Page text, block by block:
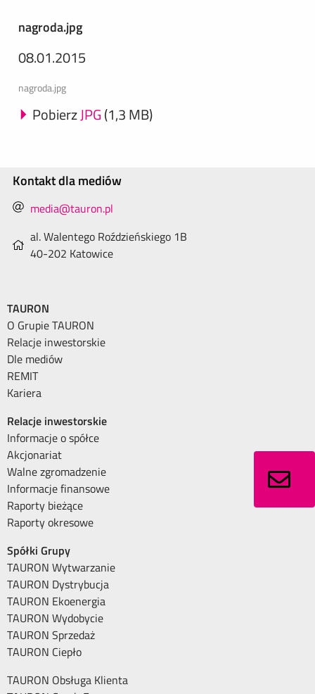
nagroda.jpg
08.01.2015
nagroda.jpg
PobierzJPG(1,3 MB)
Kontakt dla mediów
media@tauron.pl
al. Walentego Roździeńskiego 1B
40-202 Katowice
TAURON
O Grupie TAURON
Relacje inwestorskie
Dle mediów
REMIT
Kariera
Relacje inwestorskie
Informacje o spółce
Akcjonariat
Walne zgromadzenie
Informacje finansowe
Raporty bieżące
Raporty okresowe
Spółki Grupy
TAURON Wytwarzanie
TAURON Dystrybucja
TAURON Ekoenergia
TAURON Wydobycie
TAURON Sprzedaż
TAURON Ciepło
TAURON Obsługa Klienta